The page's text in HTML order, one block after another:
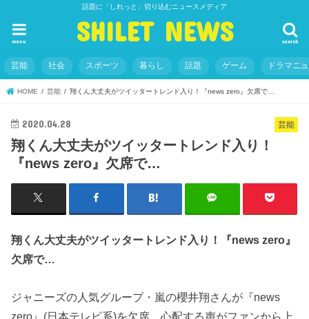
話題に「しれっと」切り込むニュースメディア
SHILET NEWS search
menu
芸能 社会 スポーツ 暮らし 話題 ゲーム ドラマニ
HOME 芸能 翔くん大丈夫がツイッタートレンド入り！『news zero』欠席で…
芸能
2020.04.28
翔くん大丈夫がツイッタートレンド入り！
『news zero』欠席で…
翔くん大丈夫がツイッタートレンド入り！『news zero』
欠席で…
ジャニーズの人気グループ・嵐の櫻井翔さんが『news
zero』(日本テレビ系)を欠席。心配する声がファンから上